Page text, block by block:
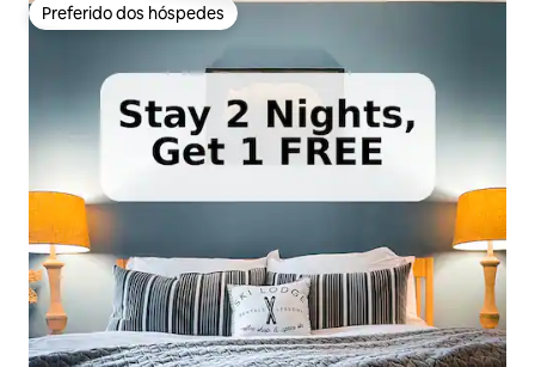
Preferido dos hóspedes
Preferido dos hóspedes